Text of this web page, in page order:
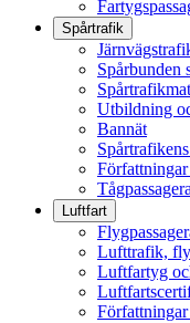
Spårtrafik
Spårbunden
Utbildning
Bannät
Luftfart
Lufttrafik,
Luftfartyg